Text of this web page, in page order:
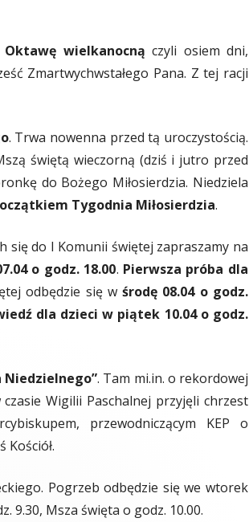
Oktawę wielkanocną czyli osiem dni,
Zmartwychwstałego Pana. Z tej racji
. Trwa nowenna przed tą uroczystością.
świętą wieczorną (dziś i jutro przed
do Bożego Miłosierdzia. Niedziela
Tygodnia Miłosierdzia.
się do I Komunii świętej zapraszamy na
o godz. 18.00. Pierwsza próba dla
odbędzie się wśrodę 08.04 o godz.
dla dzieci w piątek 10.04 o godz.
Niedzielnego”. Tam mi.in. o rekordowej
Wigilii Paschalnej przyjęli chrzest
przewodniczącym KEP o
Pogrzeb odbędzie się we wtorek
9.30, Msza święta o godz. 10.00.